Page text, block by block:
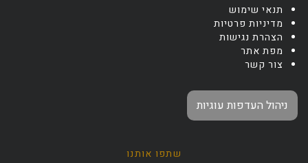
תנאי שימוש
מדיניות פרטיות
הצהרת נגישות
מפת אתר
צור קשר
ניהול העדפות עוגיות
שתפו אותנו